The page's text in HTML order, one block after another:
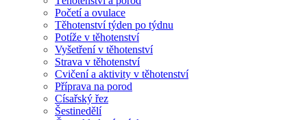
Početí a ovulace
Těhotenství týden po týdnu
Potíže v těhotenství
Vyšetření v těhotenství
Strava v těhotenství
Cvičení a aktivity v těhotenství
Příprava na porod
Císařský řez
Šestinedělí